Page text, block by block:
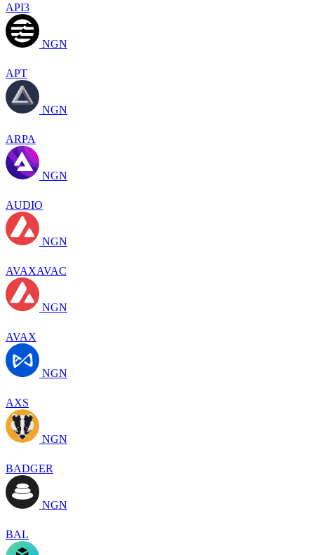
API3
NGN
APT
NGN
ARPA
NGN
AUDIO
NGN
AVAXAVAC
NGN
AVAX
NGN
AXS
NGN
BADGER
NGN
BAL